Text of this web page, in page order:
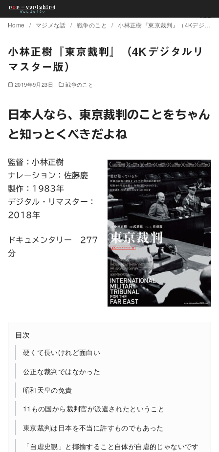
Home マジメな話 戦争のこと 小林正樹『東京裁判』（4Kデジタルリマスター版）
小林正樹『東京裁判』（4Kデジタルリ
マスター版）
2019年9月23日 戦争のこと
日本人なら、東京裁判のことをちゃん
と知っとくべきだよね
監督：小林正樹
ナレーション：佐藤慶
製作：1983年
デジタル・リマスター：
2018年
ドキュメンタリー 277
分
目次
硬くて長いけれど面白い
公正な裁判ではなかった
昭和天皇の免責
11もの国から裁判官が派遣されたということ
東京裁判は日本を不当に許すものでもあった
「自虐史観」と揶揄すること自体が自虐的じゃないです